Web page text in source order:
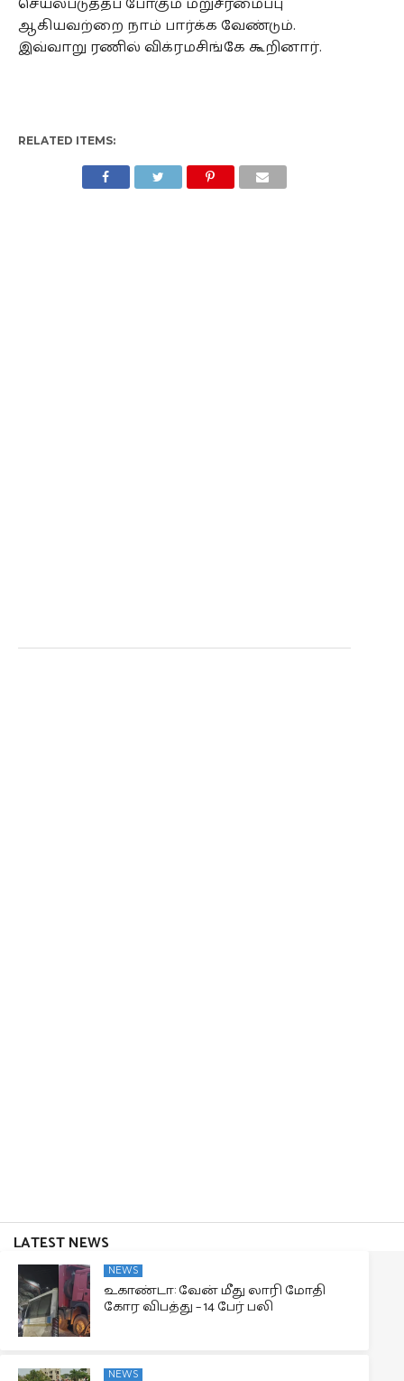
ஆகியவற்றை நாம் பார்க்க வேண்டும்.
இவ்வாறு ரணில் விக்ரமசிங்கே கூறினார்.
RELATED ITEMS:
LATEST NEWS
NEWS
உகாண்டா: வேன் மீது லாரி மோதி
கோர விபத்து – 14 பேர் பலி
NEWS